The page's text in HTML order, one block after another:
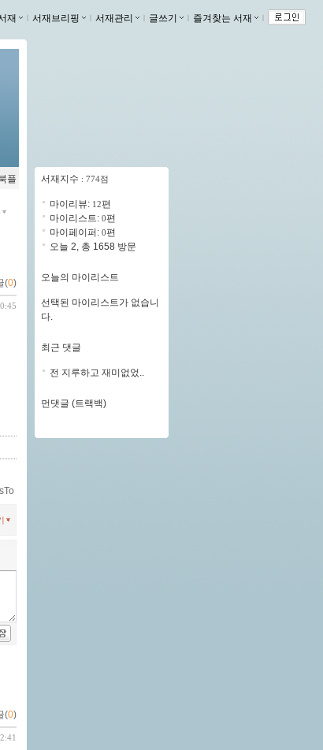
재 ｌ 서재브리핑 ｌ 서재관리 ｌ 글쓰기 ｌ 즐겨찾는 서재 ｌ
플
(0)
(0)
서재지수 : 774점
마이리뷰: 12편
마이리스트: 0편
마이페이퍼: 0편
오늘 2, 총 1658 방문
오늘의 마이리스트
선택된 마이리스트가 없습니
다.
최근 댓글
전 지루하고 재미없었..
먼댓글 (트랙백)